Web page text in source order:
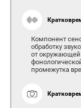
Компонент
обработку
от окружающей
промежутка